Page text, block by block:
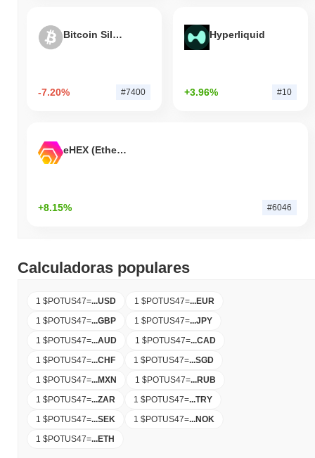
Bitcoin Silver
-7.20% #7400
Hyperliquid
+3.96% #10
eHEX (Ethereum)
+8.15% #6046
Calculadoras populares
1 $POTUS47=...USD 1 $POTUS47=...EUR
1 $POTUS47=...GBP 1 $POTUS47=...JPY
1 $POTUS47=...AUD 1 $POTUS47=...CAD
1 $POTUS47=...CHF 1 $POTUS47=...SGD
1 $POTUS47=...MXN 1 $POTUS47=...RUB
1 $POTUS47=...ZAR 1 $POTUS47=...TRY
1 $POTUS47=...SEK 1 $POTUS47=...NOK
1 $POTUS47=...ETH